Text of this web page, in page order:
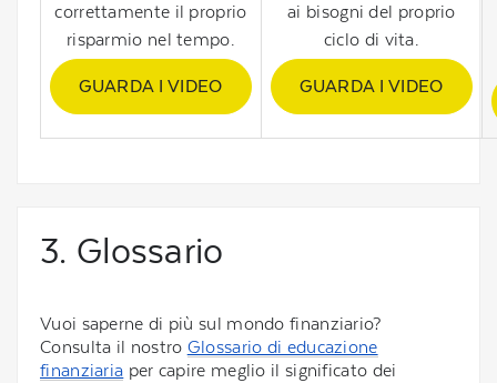
correttamente il proprio
risparmio nel tempo.
GUARDA I VIDEO
ai bisogni del proprio
ciclo di vita.
GUARDA I VIDEO
3. Glossario
Vuoi saperne di più sul mondo finanziario?
Consulta il nostro Glossario di educazione
finanziaria per capire meglio il significato dei